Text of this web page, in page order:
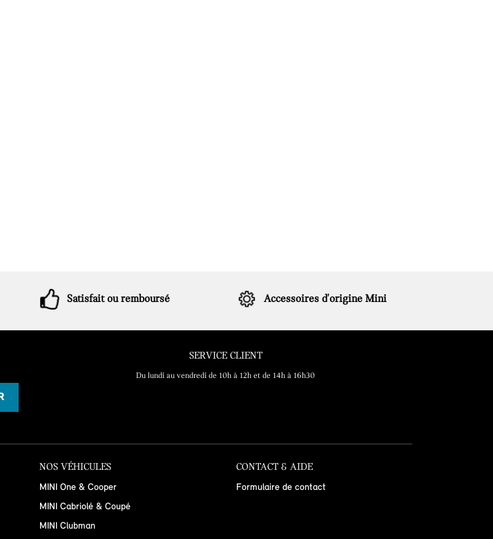
Satisfait ou remboursé Accessoires d'origine Mini
SERVICE CLIENT
Du lundi au vendredi de 10h à 12h et de 14h à 16h30
NOS VÉHICULES
MINI One & Cooper
MINI Cabriolé & Coupé
MINI Clubman
CONTACT & AIDE
Formulaire de contact